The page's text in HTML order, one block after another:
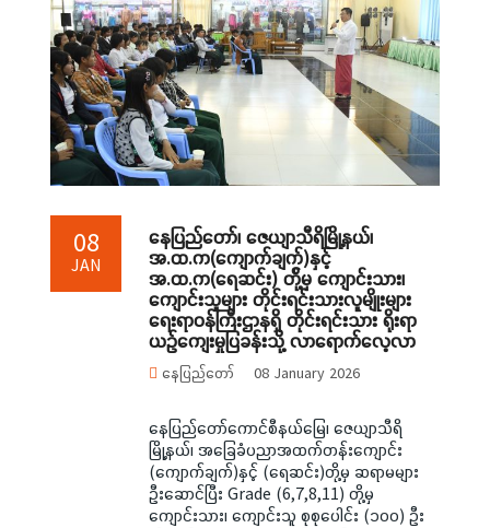
08
JAN
နေပြည်တော်၊ ဇေယျာသီရိမြို့နယ်၊
အ.ထ.က(ကျောက်ချက်)နှင့်
အ.ထ.က(ရေဆင်း) တ်ို့မှ ကျောင်းသား၊
ကျောင်းသူများ တိုင်းရင်းသားလူမျိုးများ
ရေးရာဝန်ကြီးဌာနရှိ တိုင်းရင်းသား ရိုးရာ
ယဉ်ကျေးမှုပြခန်းသို့ လာရောက်လေ့လာ
နေပြည်တော် 08 January 2026
နေပြည်တော်ကောင်စီနယ်မြေ၊ ဇေယျာသီရိ
မြို့နယ်၊ အခြေခံပညာအထက်တန်းကျောင်း
(ကျောက်ချက်)နှင့် (ရေဆင်း)တို့မှ ဆရာမများ
ဦးဆောင်ပြီး Grade (6,7,8,11) တို့မှ
ကျောင်းသား၊ ကျောင်းသူ စုစုပေါင်း (၁၀၀) ဦး